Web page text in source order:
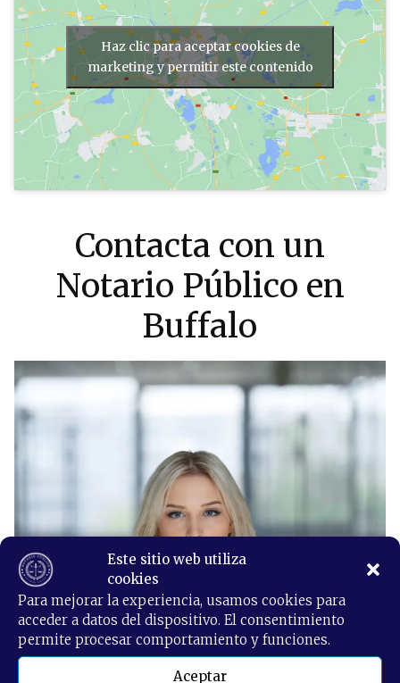
Este sitio web utiliza
cookies
Para mejorar la experiencia, usamos cookies para
acceder a datos del dispositivo. El consentimiento
permite procesar comportamiento y funciones.
Aceptar
Haz clic para aceptar cookies de
marketing y permitir este contenido
Contacta con un
Notario Público en
Buffalo